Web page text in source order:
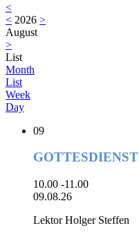
<
< 2026 >
August
>
List
Month
List
Week
Day
09
GOTTESDIENST
10.00 -11.00
09.08.26
Lektor Holger Steffen